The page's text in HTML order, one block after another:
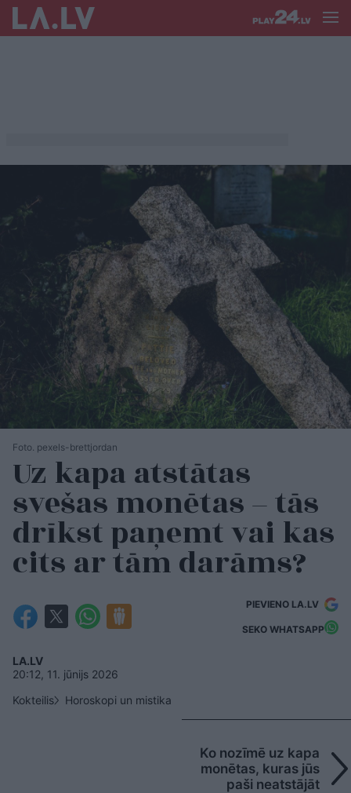
Foto. pexels-brettjordan
Uz kapa atstātas
svešas monētas – tās
drīkst paņemt vai kas
cits ar tām darāms?
PIEVIENO LA.LV
SEKO WHATSAPP
LA.LV
20:12, 11. jūnijs 2026
Kokteilis
Horoskopi un mistika
Ko nozīmē uz kapa
monētas, kuras jūs
paši neatstājāt